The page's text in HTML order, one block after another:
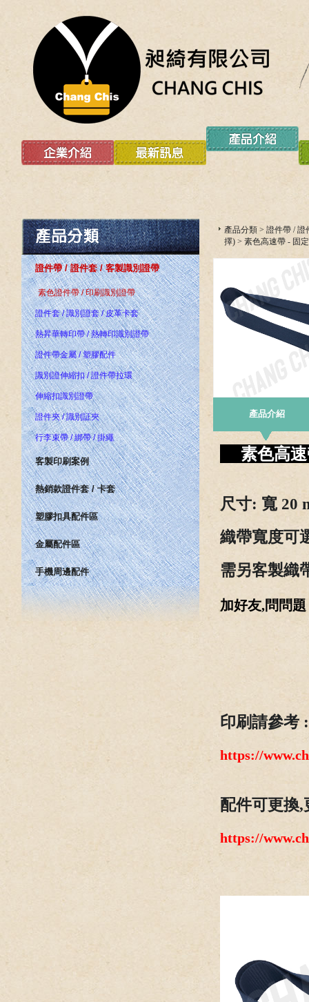
證件帶 / 證件套 / 客製識別證帶
素色證件帶 / 印刷識別證帶
證件套 / 識別證套 / 皮革卡套
熱昇華轉印帶 / 熱轉印識別證帶
證件帶金屬 / 塑膠配件
識別證伸縮扣 / 證件帶拉環
伸縮扣識別證帶
證件夾 / 識別証夾
行李束帶 / 綁帶 / 掛繩
客製印刷案例
熱銷款證件套 / 卡套
塑膠扣具配件區
金屬配件區
手機周邊配件
產品分類 > 證件帶 / 證
擇) > 素色高速帶 - 固
產品介紹
素色高
尺寸: 寬 20
織帶寬度可
需另客製織
加好友,問問
印刷請參考 :
https://
配件可更換
https://